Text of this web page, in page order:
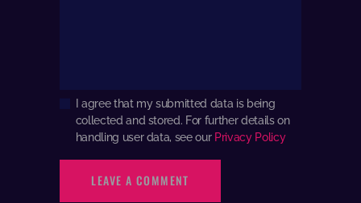
I agree that my submitted data is being
collected and stored. For further details on
handling user data, see our Privacy Policy